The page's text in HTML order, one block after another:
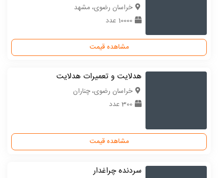
خراسان رضوی، مشهد
10000 عدد
مشاهده قیمت
هدلایت و تعمیرات هدلایت
خراسان رضوی، چناران
300 عدد
مشاهده قیمت
سردنده چراغدار